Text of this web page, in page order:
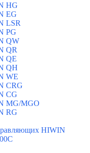
HG
EG
LSR
PG
QW
QR
QE
QH
WE
CRG
CG
MG/MGO
RG
HIWIN